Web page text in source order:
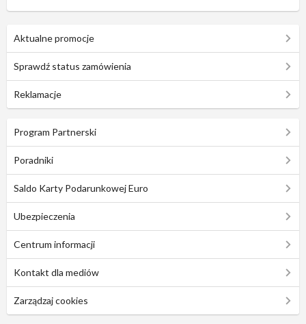
Aktualne promocje
Sprawdź status zamówienia
Reklamacje
Program Partnerski
Poradniki
Saldo Karty Podarunkowej Euro
Ubezpieczenia
Centrum informacji
Kontakt dla mediów
Zarządzaj cookies